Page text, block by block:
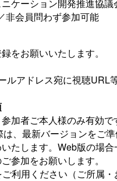
ケーション開発推進協議
非会員問わず参加可能
お願いいたします。
アドレス宛に視聴URL
加者ご本人様のみ有効で
は、最新バージョンをご
たします。Web版の場
参加をお願いします。
ご利用ください（ご所属